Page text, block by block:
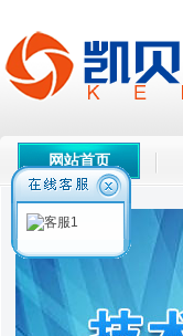
网站首页